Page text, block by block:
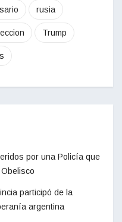
rusia
Trump
por una Policía que
participó de la
argentina